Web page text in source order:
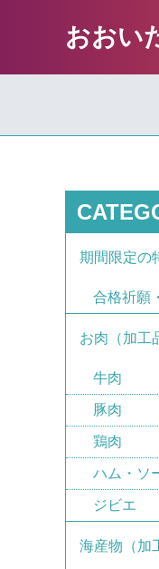
おおい
期間限定の
合格祈願
お肉（加工
牛肉
豚肉
鶏肉
ハム・ソ
ジビエ
海産物（加